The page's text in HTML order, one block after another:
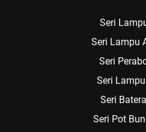
Seri
Seri Lampu
Seri
Seri
Seri
Seri Pot